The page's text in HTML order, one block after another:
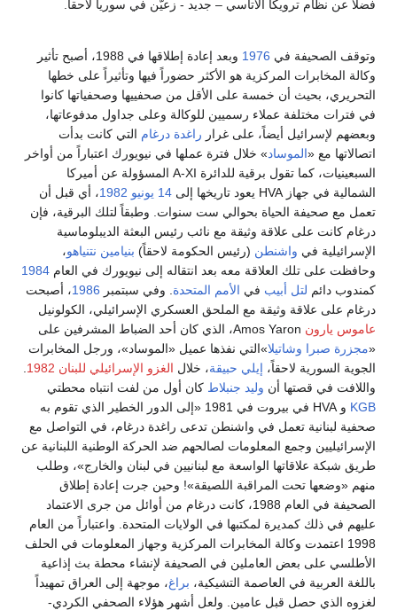
فضلاً عن نظام ترويكا الأتاسي – جديد - زعيّن في سوريا لاحقاً.
وتوقف الصحيفة في 1976
وبعد إعادة إطلاقها في 1988، أصبح تأثير
وكالة المخابرات المركزية هو الأكثر حضوراً فيها وتأثيراً على خطها
التحريري، بحيث أن خمسة على الأقل من صحفييها وصحفياتها كانوا
في فترات مختلفة عملاء رسميين للوكالة وعلى جداول مدفوعاتها،
وبعضهم لإسرائيل أيضاً، على غرار راغدة درغام التي كانت بدأت
اتصالاتها مع «الموساد» خلال فترة عملها في نيويورك اعتباراً من أواخر
السبعينيات، كما تقول برقية للدائرة A-XI المسؤولة عن أميركا
الشمالية في جهاز HVA يعود تاريخها إلى
14 يونيو 1982، أي قبل أن
تعمل مع صحيفة الحياة بحوالي ست سنوات. وطبقاً لتلك البرقية، فإن
درغام كانت على علاقة وثيقة مع نائب رئيس البعثة الديبلوماسية
الإسرائيلية في واشنطن (رئيس الحكومة لاحقاً) بنيامين نتنياهو،
وحافظت على تلك العلاقة معه بعد انتقاله إلى نيويورك في العام 1984
كمندوب دائم لتل أبيب في الأمم المتحدة . وفي سبتمبر 1986، أصبحت
درغام على علاقة وثيقة مع الملحق العسكري الإسرائيلي، الكولونيل
عاموس يارون
Amos Yaron، الذي كان أحد الضباط المشرفين على
«مجزرة صبرا وشاتيلا»التي نفذها عميل «الموساد»، ورجل المخابرات
الجوية السورية لاحقاً، إيلي حبيقة، خلال الغزو الإسرائيلي للبنان 1982
واللافت في قصتها أن وليد جنبلاط كان أول من لفت انتباه محطتي
KGB
و HVA في بيروت في 1981 «إلى الدور الخطير الذي تقوم به
صحفية لبنانية تعمل في واشنطن تدعى راغدة درغام، في التواصل مع
الإسرائيليين وجمع المعلومات لصالحهم ضد الحركة الوطنية اللبنانية عن
طريق شبكة علاقاتها الواسعة مع لبنانيين في لبنان والخارج»، وطلب
منهم «وضعها تحت المراقبة اللصيقة»! وحين جرت إعادة إطلاق
الصحيفة في العام 1988، كانت درغام من أوائل من جرى الاعتماد
عليهم في ذلك كمديرة لمكتبها في الولايات المتحدة. واعتباراً من العام
1998 اعتمدت وكالة المخابرات المركزية وجهاز المعلومات في الحلف
الأطلسي على بعض العاملين في الصحيفة لإنشاء محطة بث إذاعية
باللغة العربية في العاصمة التشيكية، براغ، موجهة إلى العراق تمهيداً
لغزوه الذي حصل قبل عامين. ولعل أشهر هؤلاء الصحفي الكردي-